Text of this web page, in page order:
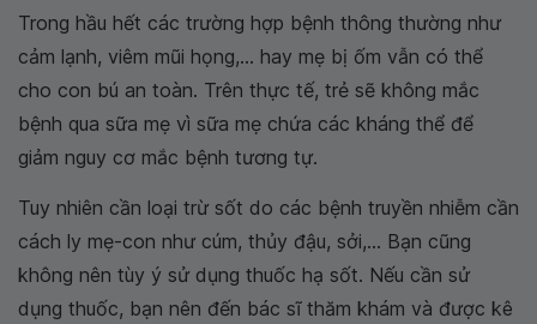
Trong hầu hết các trường hợp bệnh thông thường như
cảm lạnh, viêm mũi họng,... hay mẹ bị ốm vẫn có thể
cho con bú an toàn. Trên thực tế, trẻ sẽ không mắc
bệnh qua sữa mẹ vì sữa mẹ chứa các kháng thể để
giảm nguy cơ mắc bệnh tương tự.
Tuy nhiên cần loại trừ sốt do các bệnh truyền nhiễm cần
cách ly mẹ-con như cúm, thủy đậu, sởi,... Bạn cũng
không nên tùy ý sử dụng thuốc hạ sốt. Nếu cần sử
dụng thuốc, bạn nên đến bác sĩ thăm khám và được kê